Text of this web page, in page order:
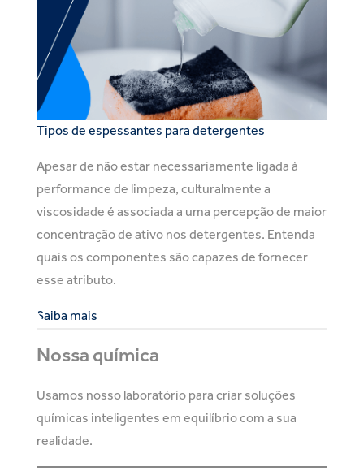
Tipos de espessantes para detergentes
Apesar de não estar necessariamente ligada à
performance de limpeza, culturalmente a
viscosidade é associada a uma percepção de maior
concentração de ativo nos detergentes. Entenda
quais os componentes são capazes de fornecer
esse atributo.
Saiba mais
Nossa química
Usamos nosso laboratório para criar soluções
químicas inteligentes em equilíbrio com a sua
realidade.